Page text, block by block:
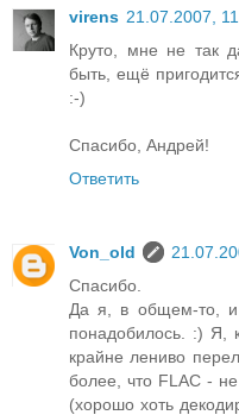
virens 21.07.2007,
Круто, мне не так
быть, ещё
:-)
Спасибо, Андрей!
Ответить
Von_old
Спасибо.
Да я, в общем-то, и
понадобилось. :) Я,
крайне лениво
более, что FLAC -
(хорошо хоть